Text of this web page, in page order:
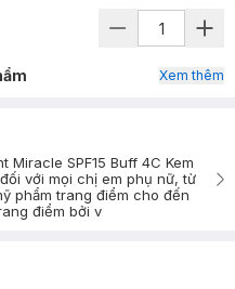
Xem thêm
Miracle SPF15 Buff 4C Kem
với mọi chị em phụ nữ, từ
phẩm trang điểm cho đến
điểm bởi v